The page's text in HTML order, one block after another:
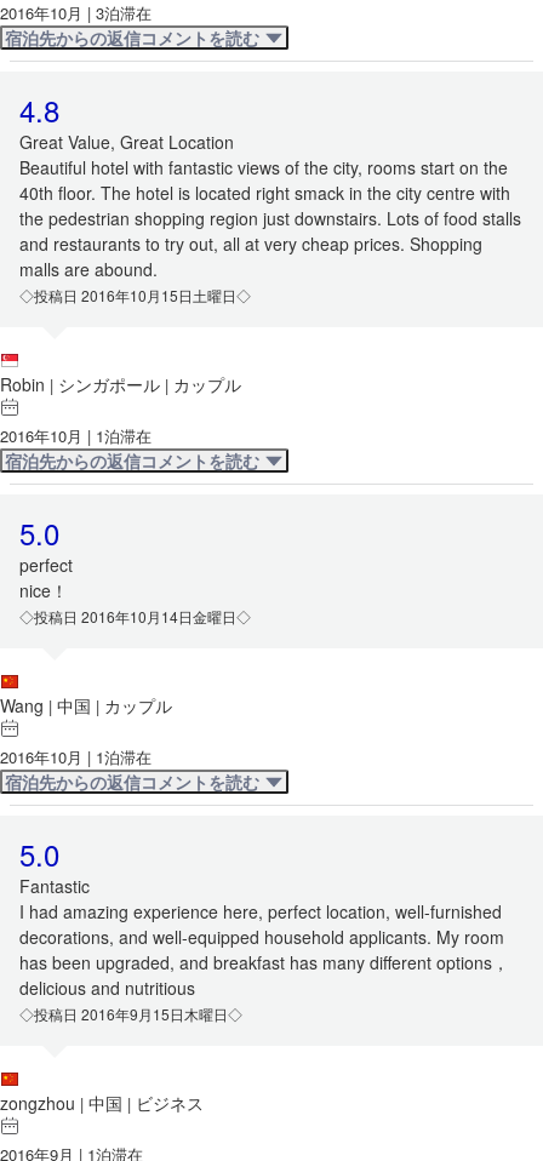
2016年10月 | 3泊滞在
宿泊先からの返信コメントを読む
4.8
Great Value, Great Location
Beautiful hotel with fantastic views of the city, rooms start on the
40th floor. The hotel is located right smack in the city centre with
the pedestrian shopping region just downstairs. Lots of food stalls
and restaurants to try out, all at very cheap prices. Shopping
malls are abound.
◇投稿日 2016年10月15日土曜日◇
Robin | シンガポール | カップル
2016年10月 | 1泊滞在
宿泊先からの返信コメントを読む
5.0
perfect
nice！
◇投稿日 2016年10月14日金曜日◇
Wang | 中国 | カップル
2016年10月 | 1泊滞在
宿泊先からの返信コメントを読む
5.0
Fantastic
I had amazing experience here, perfect location, well-furnished
decorations, and well-equipped household applicants. My room
has been upgraded, and breakfast has many different options，
delicious and nutritious
◇投稿日 2016年9月15日木曜日◇
zongzhou | 中国 | ビジネス
2016年9月 | 1泊滞在